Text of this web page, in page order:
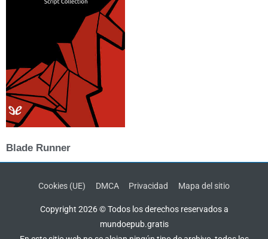
Blade Runner
Cookies (UE) DMCA Privacidad Mapa del sitio
Copyright 2026 © Todos los derechos reservados a
mundoepub.gratis